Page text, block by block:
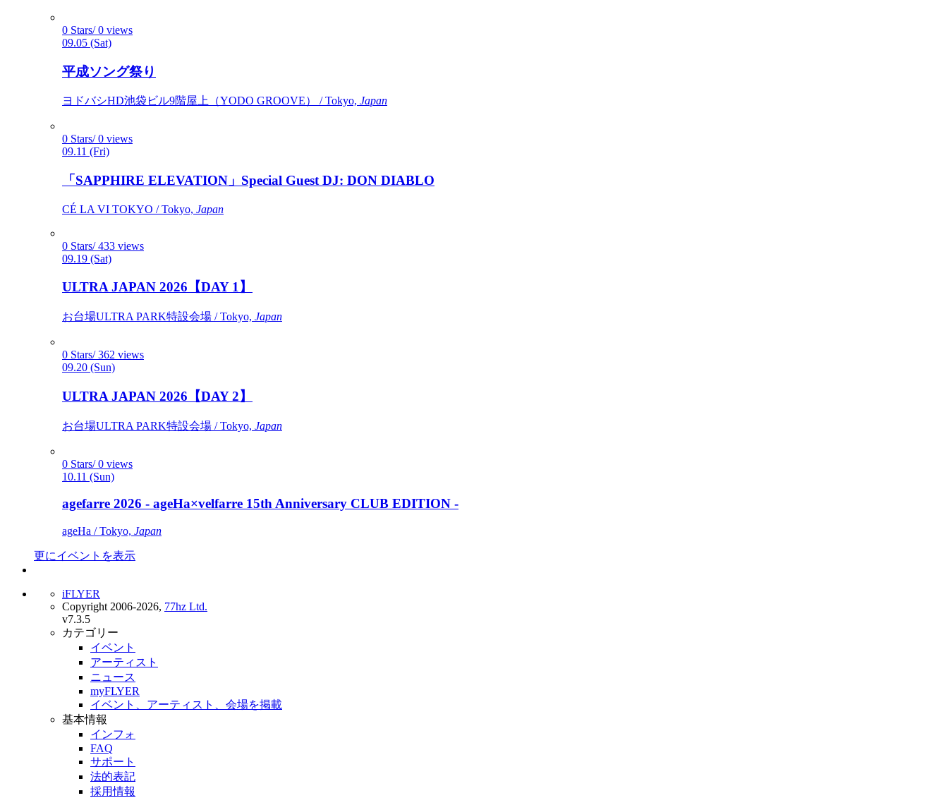
0 Stars/ 0 views
09.05 (Sat)
平成ソング祭り
ヨドバシHD池袋ビル9階屋上（YODO GROOVE） / Tokyo, Japan
0 Stars/ 0 views
09.11 (Fri)
「SAPPHIRE ELEVATION」Special Guest DJ: DON DIABLO
CÉ LA VI TOKYO / Tokyo, Japan
0 Stars/ 433 views
09.19 (Sat)
ULTRA JAPAN 2026【DAY 1】
お台場ULTRA PARK特設会場 / Tokyo, Japan
0 Stars/ 362 views
09.20 (Sun)
ULTRA JAPAN 2026【DAY 2】
お台場ULTRA PARK特設会場 / Tokyo, Japan
0 Stars/ 0 views
10.11 (Sun)
agefarre 2026 - ageHa×velfarre 15th Anniversary CLUB EDITION -
ageHa / Tokyo, Japan
更にイベントを表示
iFLYER
Copyright 2006-2026, 77hz Ltd.
v7.3.5
カテゴリー
イベント
アーティスト
ニュース
myFLYER
イベント、アーティスト、会場を掲載
基本情報
インフォ
FAQ
サポート
法的表記
採用情報